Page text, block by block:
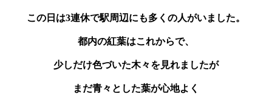
この日は3連休で駅周辺にも多くの人がいました。
都内の紅葉はこれからで、
少しだけ色づいた木々を見れましたが
まだ青々とした葉が心地よく